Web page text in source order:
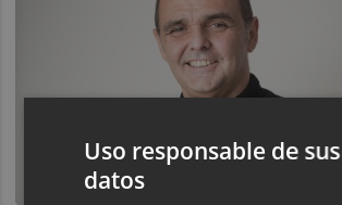
Uso responsable de sus
datos